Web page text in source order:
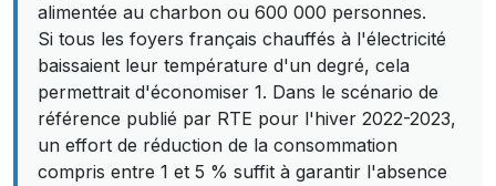
alimentée au charbon ou 600 000 personnes.
Si tous les foyers français chauffés à l'électricité
baissaient leur température d'un degré, cela
permettrait d'économiser 1. Dans le scénario de
référence publié par RTE pour l'hiver 2022-2023,
un effort de réduction de la consommation
compris entre 1 et 5 % suffit à garantir l'absence